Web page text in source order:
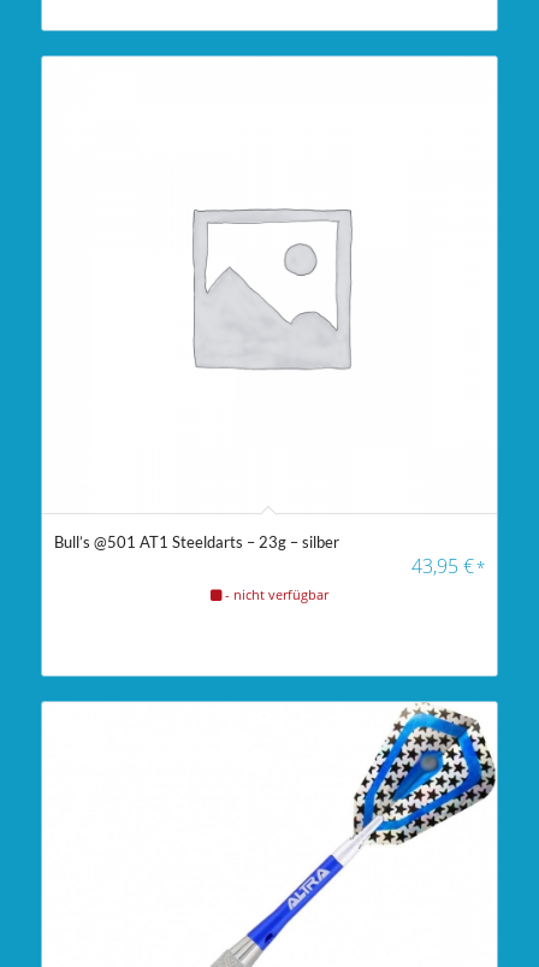
Bull’s @501 AT1 Steeldarts – 23g – silber
43,95€*
- nicht verfügbar